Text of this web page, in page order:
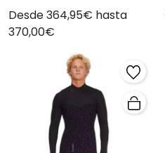
Desde 364,95€ hasta
370,00€